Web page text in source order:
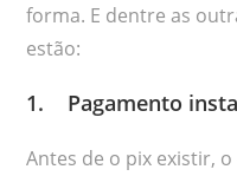
forma. E dentre as
estão:
1. Pagamento
Antes de o pix existir,